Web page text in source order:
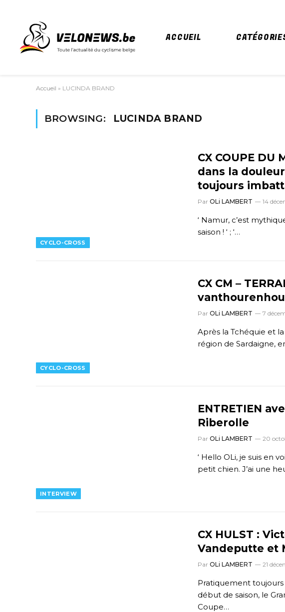
ACCUEIL
Accueil » LUCINDA BRAND
BROWSING: LUCINDA BRAND
CYCLO-CROSS
CX COUPE DU
dans la
toujours
Par OLi LAMBERT 14
‘ Namur, c’est
saison ! ‘ ; ‘…
CYCLO-CROSS
CX CM –
Par OLi LAMBERT 7
Après la Tchéquie et
région de Sardaigne,
INTERVIEW
ENTRETIEN
Riberolle
Par OLi LAMBERT 20
‘ Hello OLi, je suis en
petit chien. J’ai une
CX HULST :
Vandeputte et
Par OLi LAMBERT 21
Pratiquement
début de saison, le
Coupe…